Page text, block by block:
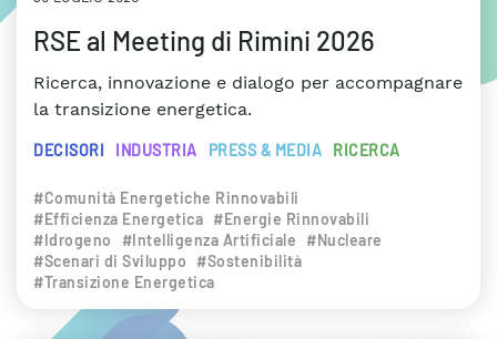
RSE al Meeting di Rimini 2026
Ricerca, innovazione e dialogo per accompagnare
la transizione energetica.
DECISORI INDUSTRIA PRESS & MEDIA RICERCA
#Comunità Energetiche Rinnovabili
#Efficienza Energetica #Energie Rinnovabili
#Idrogeno
#Intelligenza Artificiale
#Nucleare
#Scenari di Sviluppo
#Sostenibilità
#Transizione Energetica